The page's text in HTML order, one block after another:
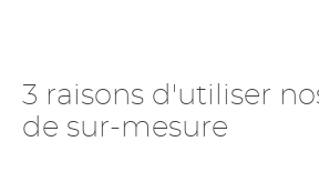
3 raisons d'utiliser
de sur-mesure